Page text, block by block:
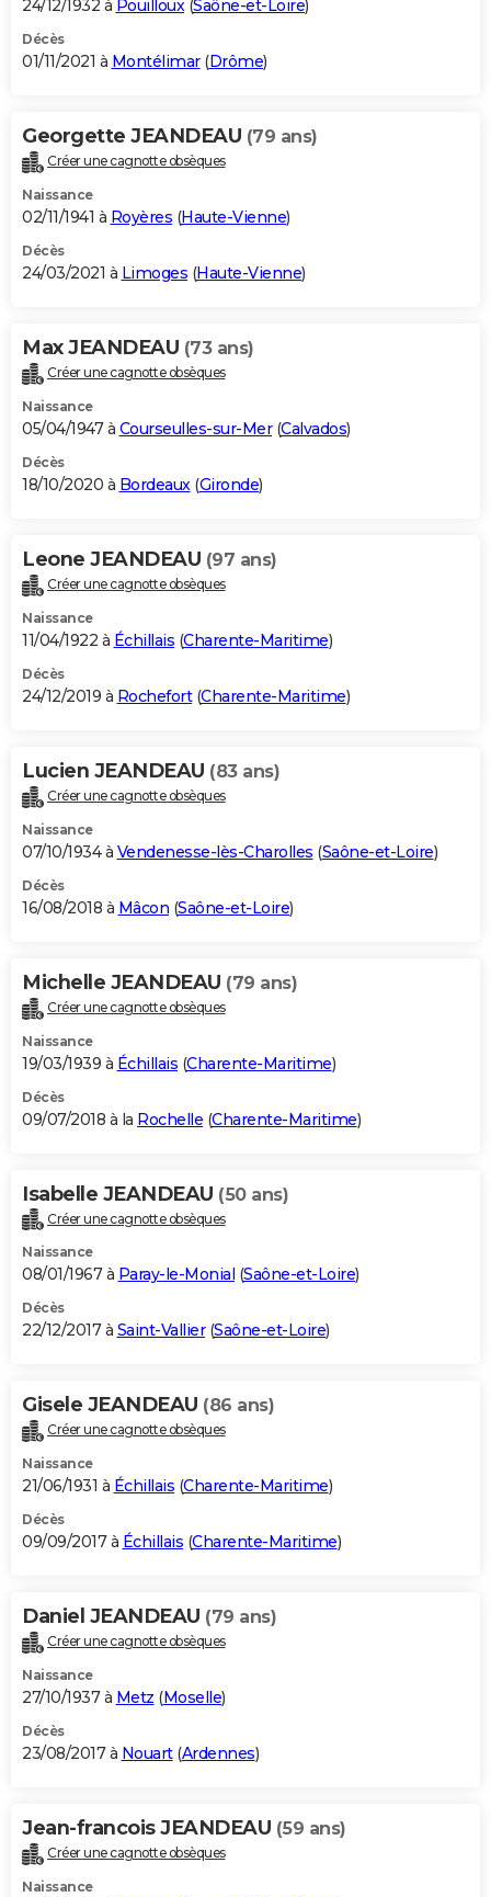
24/12/1932 à Pouilloux(Saône-et-Loire)
Décès
01/11/2021 à Montélimar(Drôme)
Georgette JEANDEAU (79 ans)
Créer une cagnotte obsèques
Naissance
02/11/1941 à Royères (Haute-Vienne)
Décès
24/03/2021 à Limoges (Haute-Vienne)
Max JEANDEAU (73 ans)
Créer une cagnotte obsèques
Naissance
05/04/1947 à Courseulles-sur-Mer(Calvados)
Décès
18/10/2020 à Bordeaux(Gironde)
Leone JEANDEAU (97 ans)
Créer une cagnotte obsèques
Naissance
11/04/1922 à Échillais (Charente-Maritime)
Décès
24/12/2019 à Rochefort(Charente-Maritime)
Lucien JEANDEAU (83 ans)
Créer une cagnotte obsèques
Naissance
07/10/1934 à Vendenesse-lès-Charolles (Saône-et-Loire)
Décès
16/08/2018 à Mâcon (Saône-et-Loire)
Michelle JEANDEAU (79 ans)
Créer une cagnotte obsèques
Naissance
19/03/1939 à Échillais (Charente-Maritime)
Décès
09/07/2018 à la Rochelle (Charente-Maritime)
Isabelle JEANDEAU (50 ans)
Créer une cagnotte obsèques
Naissance
08/01/1967 à Paray-le-Monial (Saône-et-Loire)
Décès
22/12/2017 à Saint-Vallier(Saône-et-Loire)
Gisele JEANDEAU (86 ans)
Créer une cagnotte obsèques
Naissance
21/06/1931 à Échillais (Charente-Maritime)
Décès
09/09/2017 à Échillais (Charente-Maritime)
Daniel JEANDEAU (79 ans)
Créer une cagnotte obsèques
Naissance
27/10/1937 à Metz (Moselle)
Décès
23/08/2017 à Nouart(Ardennes)
Jean-francois JEANDEAU (59 ans)
Créer une cagnotte obsèques
Naissance